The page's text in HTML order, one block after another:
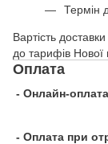
Термін
Вартість
до тарифів Нової
Оплата
- Онлайн-
- Оплата при